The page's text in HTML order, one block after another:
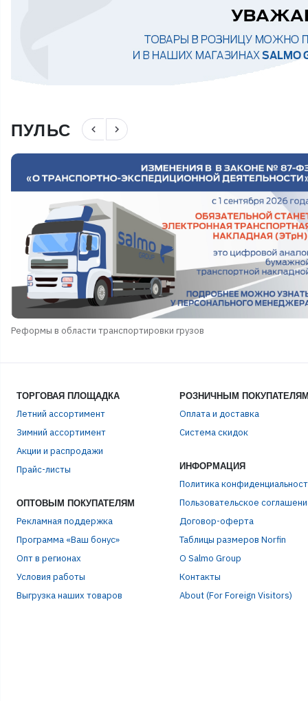
ПУЛЬС navigate_before navigate_next
Реформы в области транспортировки грузов
ТОРГОВАЯ ПЛОЩАДКА
Летний ассортимент
Зимний ассортимент
Акции и распродажи
Прайс-листы
ОПТОВЫМ ПОКУПАТЕЛЯМ
Рекламная поддержка
Программа «Ваш бонус»
Опт в регионах
Условия работы
Выгрузка наших товаров
РОЗНИЧНЫМ
Оплата и доставка
Система скидок
ИНФОРМАЦИЯ
Политика
Пользовательское
Договор-оферта
Таблицы размеров Norfin
О Salmo Group
Контакты
About (For Foreign Visitors)